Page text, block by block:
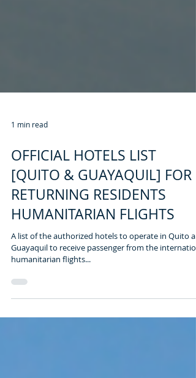
1 min read
OFFICIAL HOTELS LIST
[QUITO & GUAYAQUIL] FOR
RETURNING RESIDENTS
HUMANITARIAN FLIGHTS
A list of the authorized hotels to operate in Quito
Guayaquil to receive passenger from the